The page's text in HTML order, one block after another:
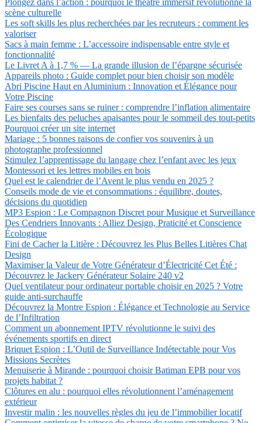
Plongez dans l’action : pourquoi le théâtre immersif révolutionne la
scène culturelle
Les soft skills les plus recherchées par les recruteurs : comment les
valoriser
Sacs à main femme : L’accessoire indispensable entre style et
fonctionnalité
Le Livret A à 1,7 % — La grande illusion de l’épargne sécurisée
Appareils photo : Guide complet pour bien choisir son modèle
Abri Piscine Haut en Aluminium : Innovation et Élégance pour
Votre Piscine
Faire ses courses sans se ruiner : comprendre l’inflation alimentaire
Les bienfaits des peluches apaisantes pour le sommeil des tout-petits
Pourquoi créer un site internet
Mariage : 5 bonnes raisons de confier vos souvenirs à un
photographe professionnel
Stimulez l’apprentissage du langage chez l’enfant avec les jeux
Montessori et les lettres mobiles en bois
Quel est le calendrier de l’Avent le plus vendu en 2025 ?
Conseils mode de vie et consommations : équilibre, doutes,
décisions du quotidien
MP3 Espion : Le Compagnon Discret pour Musique et Surveillance
Des Cendriers Innovants : Alliez Design, Praticité et Conscience
Écologique
Fini de Cacher la Litière : Découvrez les Plus Belles Litières Chat
Design
Maximiser la Valeur de Votre Générateur d’Électricité Cet Été :
Découvrez le Jackery Générateur Solaire 240 v2
Quel ventilateur pour ordinateur portable choisir en 2025 ? Votre
guide anti-surchauffe
Découvrez la Montre Espion : Élégance et Technologie au Service
de l’Infiltration
Comment un abonnement IPTV révolutionne le suivi des
événements sportifs en direct
Briquet Espion : L’Outil de Surveillance Indétectable pour Vos
Missions Secrètes
Menuiserie à Mirande : pourquoi choisir Batiman EPB pour vos
projets habitat ?
Clôtures en alu : pourquoi elles révolutionnent l’aménagement
extérieur
Investir malin : les nouvelles règles du jeu de l’immobilier locatif